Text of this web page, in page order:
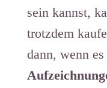
sein kannst,
trotzdem
dann, wenn